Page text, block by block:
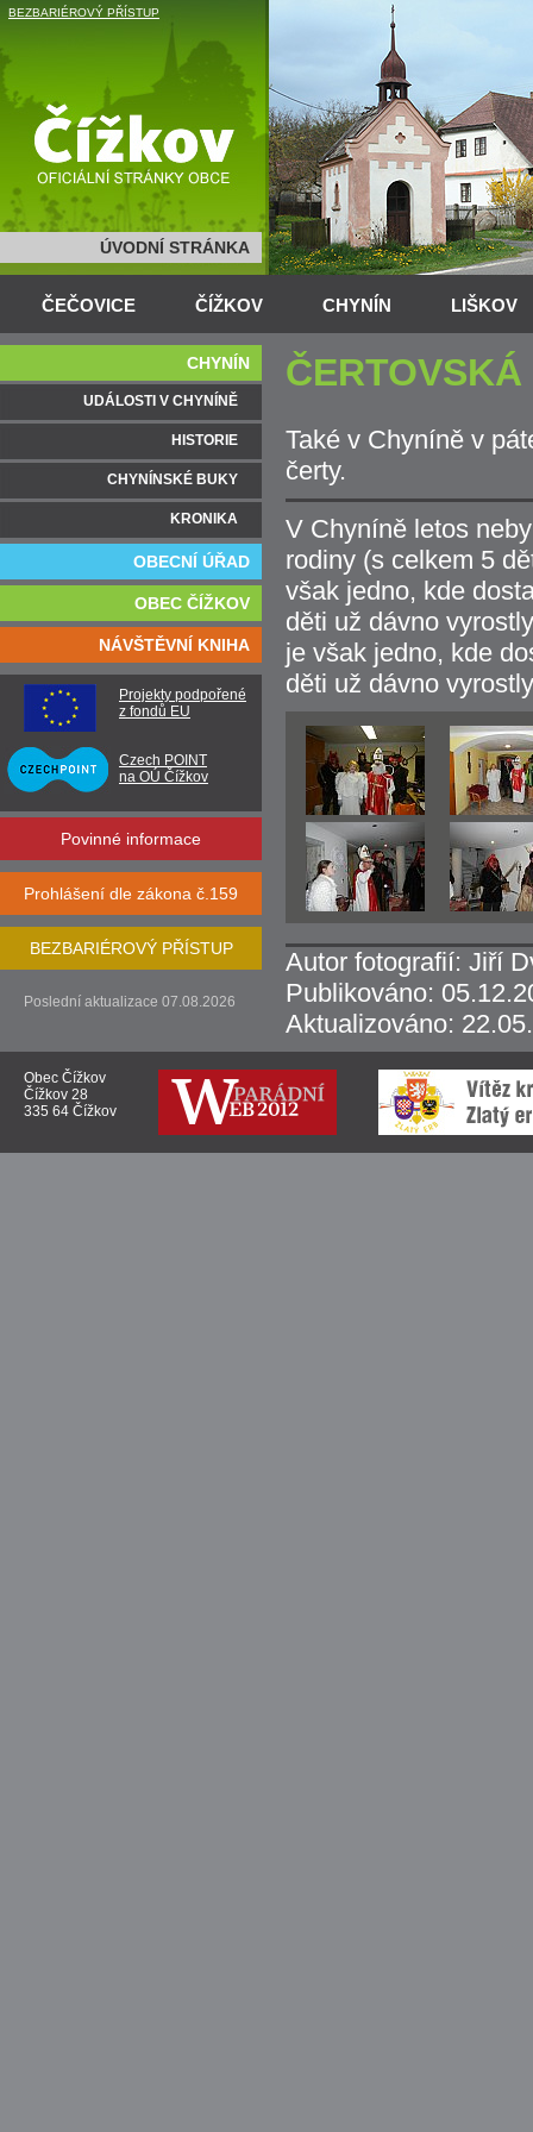
BEZBARIÉROVÝ PŘÍSTUP
ÚVODNÍ STRÁNKA
ČEČOVICE ČÍŽKOV CHYNÍN LIŠKOV
Také v Chyníně v
čerty.
V Chyníně letos
rodiny (s celkem 5
však jedno, kde
děti už dávno
je však jedno, kde
děti už dávno
Autor fotografií: Jiří
Publikováno:
Aktualizováno:
CHYNÍN
UDÁLOSTI V CHYNÍNĚ
HISTORIE
CHYNÍNSKÉ BUKY
KRONIKA
OBECNÍ ÚŘAD
OBEC ČÍŽKOV
NÁVŠTĚVNÍ KNIHA
Projekty podpořené
z fondů EU
Czech POINT
na OÚ Čížkov
Povinné informace
Prohlášení dle zákona č.159
BEZBARIÉROVÝ PŘÍSTUP
Poslední aktualizace 07.08.2026
Obec Čížkov
Čížkov 28
335 64 Čížkov